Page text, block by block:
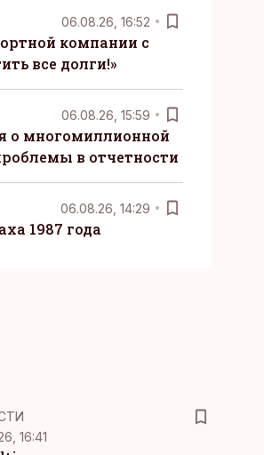
06.08.26, 16:52
компании с
все долги!»
06.08.26, 15:59
о многомиллионной
в отчетности
06.08.26, 14:29
1987 года
16:41